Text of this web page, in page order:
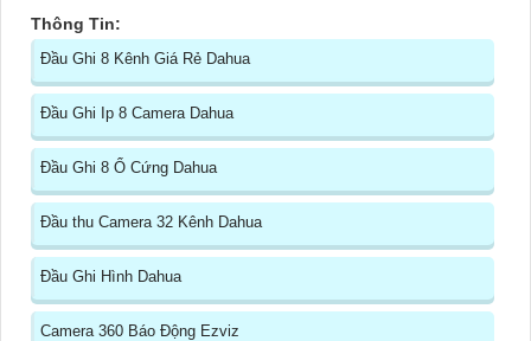
Thông Tin:
Đầu Ghi 8 Kênh Giá Rẻ Dahua
Đầu Ghi Ip 8 Camera Dahua
Đầu Ghi 8 Ổ Cứng Dahua
Đầu thu Camera 32 Kênh Dahua
Đầu Ghi Hình Dahua
Camera 360 Báo Động Ezviz